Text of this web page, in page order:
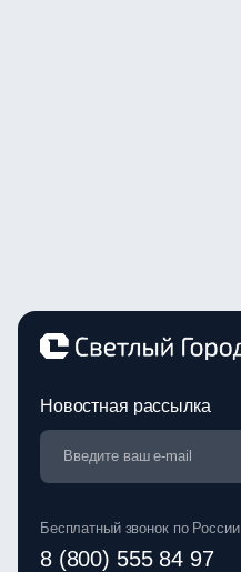
Новостная рассылка
Бесплатный звонок по России
8 (800) 555 84 97